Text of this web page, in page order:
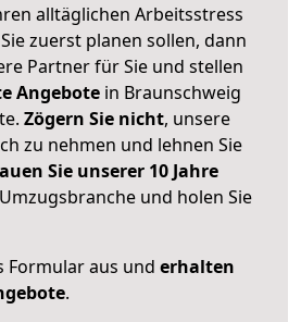
alltäglichen Arbeitsstress
zuerst planen sollen, dann
Partner für Sie und stellen
Angebote in Braunschweig
Zögern Sie nicht, unsere
zu nehmen und lehnen Sie
Sie unserer 10 Jahre
und holen Sie
Formular aus und erhalten
.